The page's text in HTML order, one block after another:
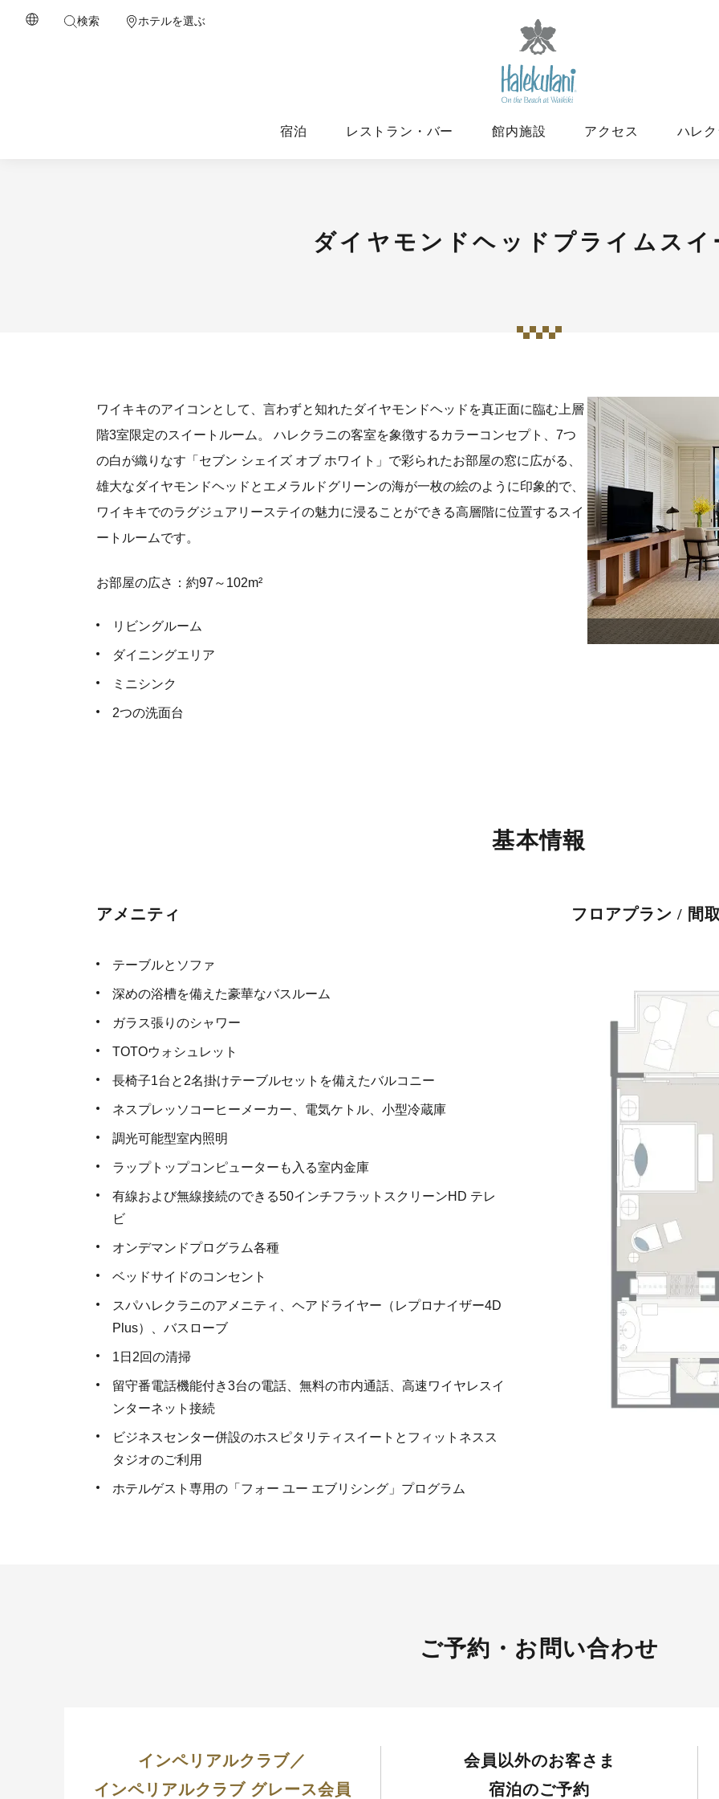
検索 ホテルを選ぶ
宿泊 レストラン・バー 館内施設 アクセス ハレ
ダイヤモンドヘッドプライムスイ
ワイキキのアイコンとして、言わずと知れたダイヤモンドヘッドを真正面に臨む上層
階3室限定のスイートルーム。 ハレクラニの客室を象徴するカラーコンセプト、7つ
の白が織りなす「セブン シェイズ オブ ホワイト」で彩られたお部屋の窓に広がる、
雄大なダイヤモンドヘッドとエメラルドグリーンの海が一枚の絵のように印象的で、
ワイキキでのラグジュアリーステイの魅力に浸ることができる高層階に位置するスイ
ートルームです。
お部屋の広さ：約97～102m²
リビングルーム
ダイニングエリア
ミニシンク
2つの洗面台
基本情報
アメニティ
テーブルとソファ
深めの浴槽を備えた豪華なバスルーム
ガラス張りのシャワー
TOTOウォシュレット
長椅子1台と2名掛けテーブルセットを備えたバルコニー
ネスプレッソコーヒーメーカー、電気ケトル、小型冷蔵庫
調光可能型室内照明
ラップトップコンピューターも入る室内金庫
有線および無線接続のできる50インチフラットスクリーンHD テレ
ビ
オンデマンドプログラム各種
ベッドサイドのコンセント
スパハレクラニのアメニティ、ヘアドライヤー（レプロナイザー4D
Plus）、バスローブ
1日2回の清掃
留守番電話機能付き3台の電話、無料の市内通話、高速ワイヤレスイ
ンターネット接続
ビジネスセンター併設のホスピタリティスイートとフィットネスス
タジオのご利用
ホテルゲスト専用の「フォー ユー エブリシング」プログラム
フロアプラン / 間
ご予約・お問い合わせ
インペリアルクラブ／
インペリアルクラブ グレース会員
会員以外のお客さま
宿泊のご予約